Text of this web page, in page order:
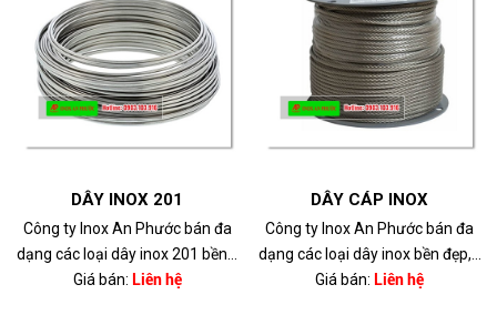
DÂY INOX 201
Công ty Inox An Phước bán đa
dạng các loại dây inox 201 bền...
Giá bán: Liên hệ
DÂY CÁP INOX
Công ty Inox An Phước bán đa
dạng các loại dây inox bền đẹp,...
Giá bán: Liên hệ